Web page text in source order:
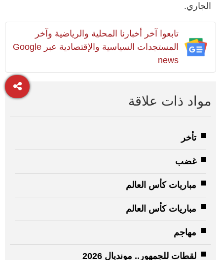
الجاري.
تابعوا آخر أخبارنا المحلية والرياضية وآخر
المستجدات السياسية والإقتصادية عبر Google
news
مواد ذات علاقة
تأخر
غضب
مباريات كأس العالم
مباريات كأس العالم
مهاجم
لقطات للجمهور.. مونديال 2026